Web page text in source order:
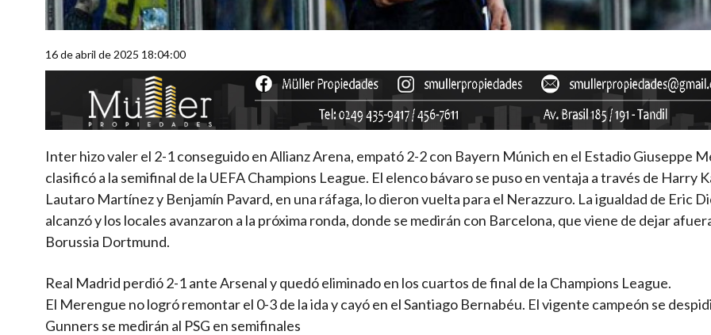
16 de abril de 2025 18:04:00
Inter hizo valer el 2-1 conseguido en Allianz Arena, empató 2-2 con Bayern Múnich en el Estadio Giuseppe
clasificó a la semifinal de la UEFA Champions League. El elenco bávaro se puso en ventaja a través de Harry
Lautaro Martínez y Benjamín Pavard, en una ráfaga, lo dieron vuelta para el Nerazzuro. La igualdad de Eric
alcanzó y los locales avanzaron a la próxima ronda, donde se medirán con Barcelona, que viene de dejar
Borussia Dortmund.
Real Madrid perdió 2-1 ante Arsenal y quedó eliminado en los cuartos de final de la Champions League.
El Merengue no logró remontar el 0-3 de la ida y cayó en el Santiago Bernabéu. El vigente campeón se
Gunners se medirán al PSG en semifinales